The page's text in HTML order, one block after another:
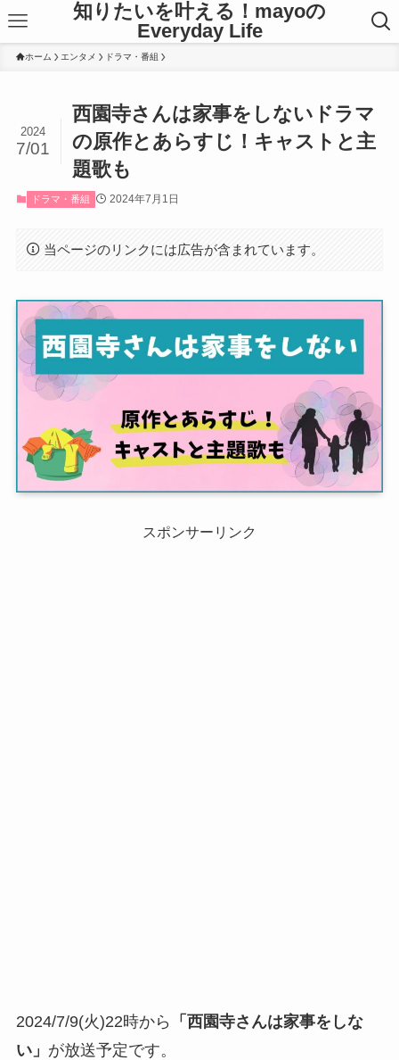
知りたいを叶える！mayoの
Everyday Life
ホーム エンタメ ドラマ・番組
西園寺さんは家事をしないドラマ
の原作とあらすじ！キャストと主
題歌も
2024
7/01
ドラマ・番組 2024年7月1日
当ページのリンクには広告が含まれています。
スポンサーリンク
2024/7/9(火)22時から
「西園寺さんは家事をしな
い」 が放送予定です。